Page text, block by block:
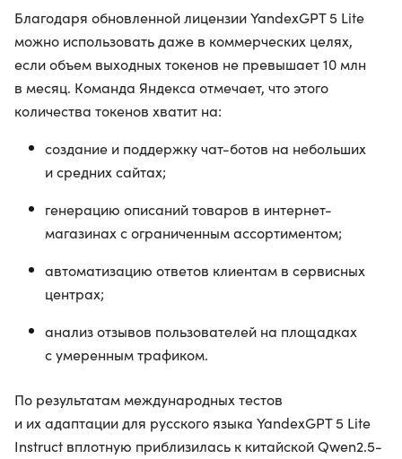
Благодаря обновленной лицензии YandexGPT 5 Lite
можно использовать даже в коммерческих целях,
если объем выходных токенов не превышает 10 млн
в месяц. Команда Яндекса отмечает, что этого
количества токенов хватит на:
создание и поддержку чат-ботов на небольших
и средних сайтах;
генерацию описаний товаров в интернет-
магазинах с ограниченным ассортиментом;
автоматизацию ответов клиентам в сервисных
центрах;
анализ отзывов пользователей на площадках
с умеренным трафиком.
По результатам международных тестов
и их адаптации для русского языка YandexGPT 5 Lite
Instruct вплотную приблизилась к китайской Qwen2.5-